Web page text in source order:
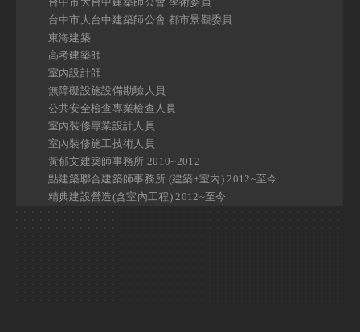
台中市大台中建築師公會 都市景觀委員
東海建築
高考建築師
室內設計師
無障礙設施設備勘驗人員
公共安全檢查專業檢查人員
室內裝修專業設計人員
室內裝修施工技術人員
黃郁文建築師事務所 2010~2012
點建築聯合建築師事務所 (建築+室內) 2012~至今
精典建設營造(含室內工程) 2012~至今